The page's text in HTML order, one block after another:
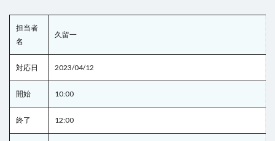
担当者
名
久留一
対応日 2023/04/12
開始 10:00
終了 12:00